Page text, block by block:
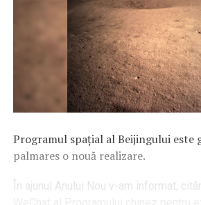
Programul spațial al Beijingului este
palmares o nouă realizare.
În ajunul Anului Nou v-am informat,